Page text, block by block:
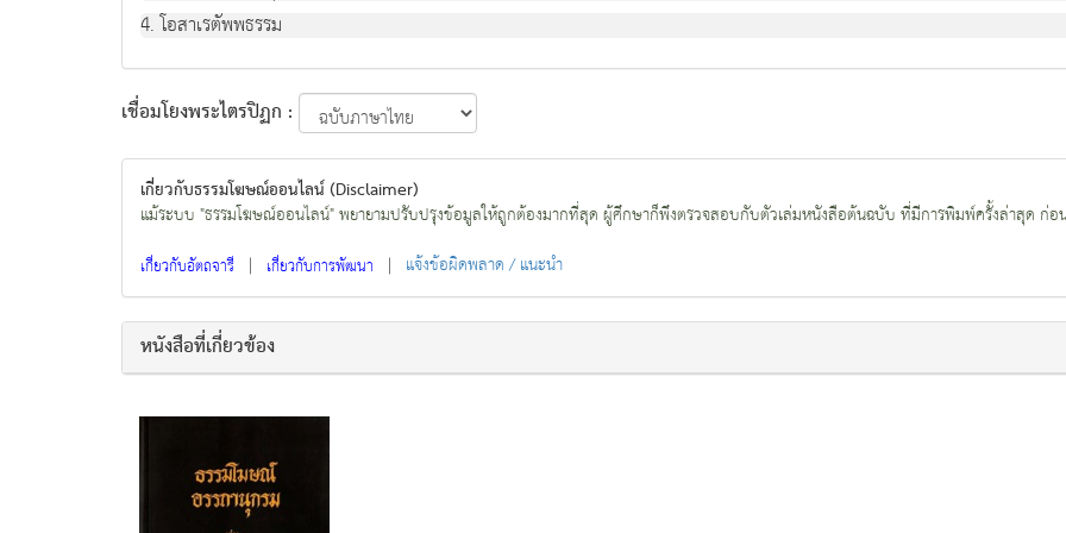
4. โอสาเรตัพพธรรม
เชื่อมโยงพระไตรปิฏก :
เกี่ยวกับธรรมโฆษณ์ออนไลน์ (Disclaimer)
แม้ระบบ "ธรรมโฆษณ์ออนไลน์" พยายามปรับปรุงข้อมูลให้ถูกต้องมากที่สุด ผู้ศึกษาก็พึงตรวจสอบกับตัวเล่มหนังสือต้นฉบับ ที่มีการพิมพ์ครั้งล่าสุด ก่อน
เกี่ยวกับอัตถจารี | เกี่ยวกับการพัฒนา | แจ้งข้อผิดพลาด / แนะนำ
หนังสือที่เกี่ยวข้อง